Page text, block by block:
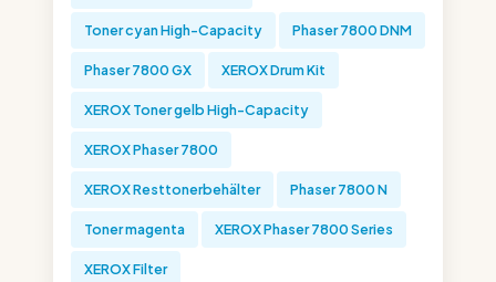
Toner cyan High-Capacity Phaser 7800 DNM
Phaser 7800 GX XEROX Drum Kit
XEROX Toner gelb High-Capacity
XEROX Phaser 7800
XEROX Resttonerbehälter Phaser 7800 N
Toner magenta XEROX Phaser 7800 Series
XEROX Filter